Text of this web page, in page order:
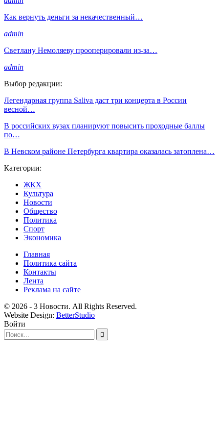
Как вернуть деньги за некачественный…
admin
Светлану Немоляеву прооперировали из-за…
admin
Выбор редакции:
Легендарная группа Saliva даст три концерта в России
весной…
В российских вузах планируют повысить проходные баллы
по…
В Невском районе Петербурга квартира оказалась затоплена…
Категории:
ЖКХ
Культура
Новости
Общество
Политика
Спорт
Экономика
Главная
Политика сайта
Контакты
Лента
Реклама на сайте
© 2026 - 3 Новости. All Rights Reserved.
Website Design: BetterStudio
Войти